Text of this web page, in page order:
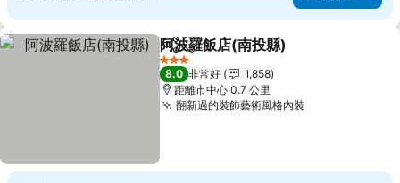
分享 加入我的最愛
阿波羅飯店(南投縣)
3 星級
8.0 非常好
1,858
距離市中心 0.7 公里
翻新過的裝飾藝術風格內裝查看價格